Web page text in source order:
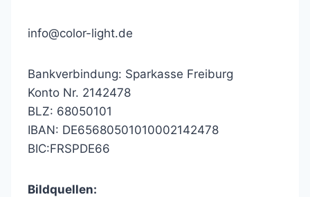
info@color-light.de
Bankverbindung: Sparkasse Freiburg
Konto Nr. 2142478
BLZ: 68050101
IBAN: DE65680501010002142478
BIC:FRSPDE66
Bildquellen: